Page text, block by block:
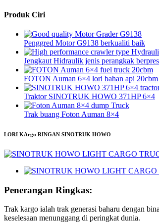
Produk Ciri
Penggred Motor G9138 berkualiti baik
Jengkaut Hidraulik jenis perangkak
FOTON Auman 6×4 lori bahan api 20cbm
Traktor SINOTRUK HOWO 371HP 6×4
Trak buang Foton Auman 8×4
LORI KArgo RINGAN SINOTRUK HOWO
Penerangan Ringkas:
Trak kargo ialah trak generasi baharu dengan
keselesaan menunggang di peringkat dunia.